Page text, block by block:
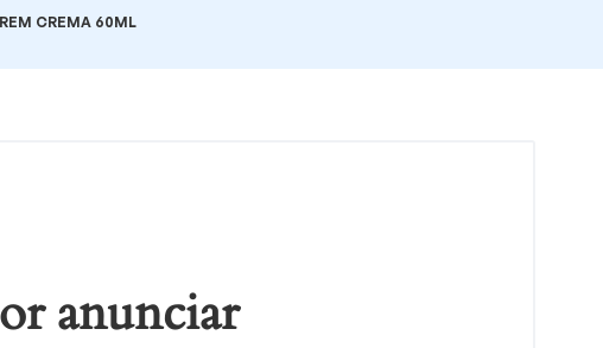
CREMA 60ML
anunciar